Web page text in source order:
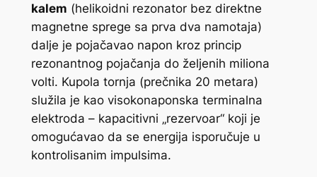
kalem (helikoidni rezonator bez direktne
magnetne sprege sa prva dva namotaja)
dalje je pojačavao napon kroz princip
rezonantnog pojačanja do željenih miliona
volti. Kupola tornja (prečnika 20 metara)
služila je kao visokonaponska terminalna
elektroda – kapacitivni „rezervoar“ koji je
omogućavao da se energija isporučuje u
kontrolisanim impulsima.